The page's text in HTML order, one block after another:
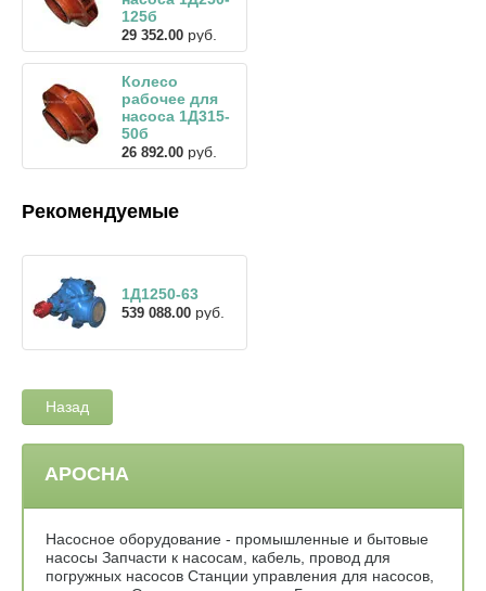
125б
29 352.00 руб.
Колесо
рабочее для
насоса 1Д315-
50б
26 892.00 руб.
Рекомендуемые
1Д1250-63
539 088.00 руб.
Назад
АРОСНА
Насосное оборудование - промышленные и бытовые
насосы Запчасти к насосам, кабель, провод для
погружных насосов Станции управления для насосов,